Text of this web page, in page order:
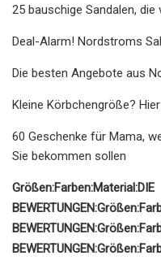
25 bauschige Sandalen,
Deal-Alarm! Nordstroms
Die besten Angebote aus
Kleine Körbchengröße?
60 Geschenke für Mama,
Sie bekommen sollen
Größen:Farben:Material:DIE
BEWERTUNGEN:Größen:
BEWERTUNGEN:Größen:
BEWERTUNGEN:Größen: